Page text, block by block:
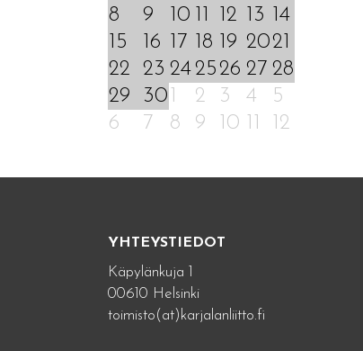
8
9 10 12 13
14
15
16 17 18 19 2021
22
23 242526 27 28
29
30 2 3 4
5
6
7 8 9 10 12
YHTEYSTIEDOT
Käpylänkuja 1
00610 Helsinki
toimisto(at)karjalanliitto.fi